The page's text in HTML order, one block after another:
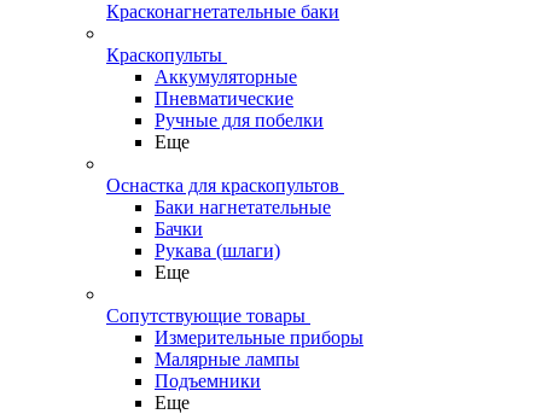
Красконагнетательные баки
Краскопульты
Аккумуляторные
Пневматические
Ручные для побелки
Еще
Оснастка для краскопультов
Баки нагнетательные
Бачки
Рукава (шлаги)
Еще
Сопутствующие товары
Измерительные приборы
Малярные лампы
Подъемники
Еще